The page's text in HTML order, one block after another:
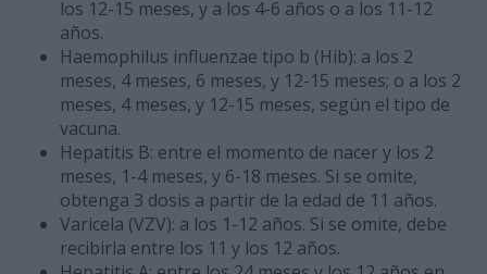
los 12-15 meses, y a los 4-6 años o a los 11-12
años.
Haemophilus influenzae tipo b (Hib): a los 2
meses, 4 meses, 6 meses, y 12-15 meses; o a los 2
meses, 4 meses, y 12-15 meses, según el tipo de
vacuna.
Hepatitis B: entre el momento de nacer y los 2
meses, 1-4 meses, y 6-18 meses. Si se omite,
obtenga 3 dosis a partir de la edad de 11 años.
Varicela (VZV): a los 1-12 años. Si se omite, debe
recibirla entre los 11 y los 12 años.